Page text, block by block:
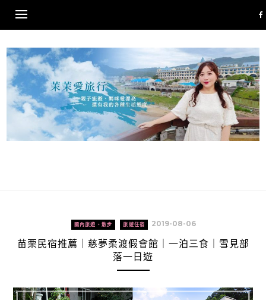
content
國內旅遊、散步 旅遊住宿 2019-08-06
苗栗民宿推薦｜慈夢柔渡假會館｜一泊三食｜雪見部
落一日遊